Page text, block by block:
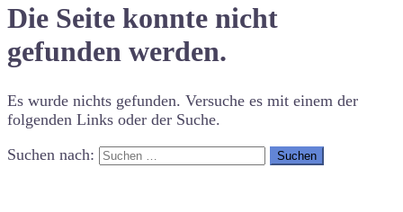
Die Seite konnte nicht
gefunden werden.
Es wurde nichts gefunden. Versuche es mit einem der
folgenden Links oder der Suche.
Suchen nach: